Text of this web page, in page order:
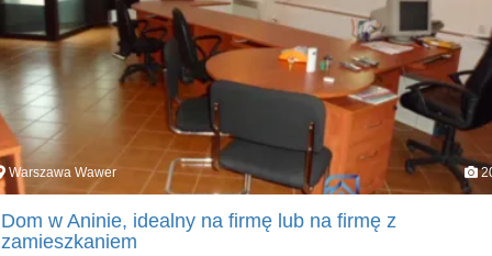
Warszawa Wawer
Dom w Aninie, idealny na firmę lub na firmę z
zamieszkaniem